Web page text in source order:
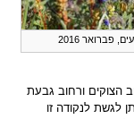
פברואר 2016
הצוקים ורחוב גבעת
לגשת לנקודה זו